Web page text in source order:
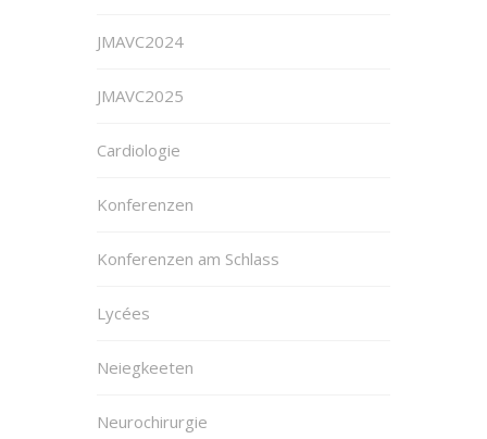
JMAVC2024
JMAVC2025
Cardiologie
Konferenzen
Konferenzen am Schlass
Lycées
Neiegkeeten
Neurochirurgie